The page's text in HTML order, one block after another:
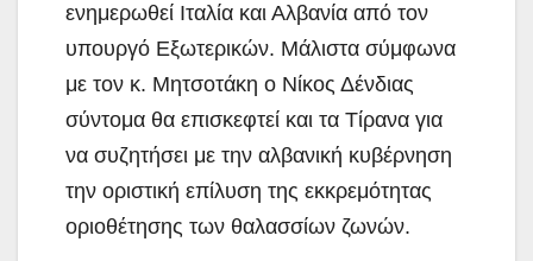
ενημερωθεί Ιταλία και Αλβανία από τον
υπουργό Εξωτερικών. Μάλιστα σύμφωνα
με τον κ. Μητσοτάκη ο Νίκος Δένδιας
σύντομα θα επισκεφτεί και τα Τίρανα για
να συζητήσει με την αλβανική κυβέρνηση
την οριστική επίλυση της εκκρεμότητας
οριοθέτησης των θαλασσίων ζωνών.